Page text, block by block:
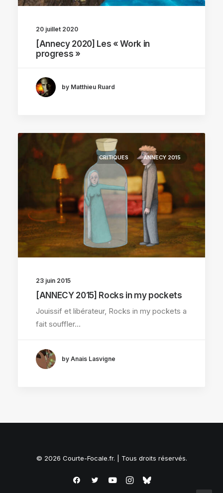
20 juillet 2020
[Annecy 2020] Les « Work in
progress »
by Matthieu Ruard
CRITIQUES ANNECY 2015
23 juin 2015
[ANNECY 2015] Rocks in my pockets
Jouissif et libérateur, Rocks in my pockets a
fait souffler…
by Anais Lasvigne
© 2026 Courte-Focale.fr. | Tous droits réservés.